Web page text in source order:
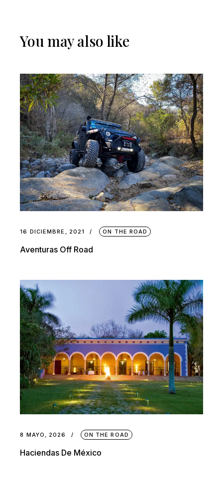
You may also like
16 DICIEMBRE, 2021 ON THE ROAD
Aventuras Off Road
8 MAYO, 2026 ON THE ROAD
Haciendas De México